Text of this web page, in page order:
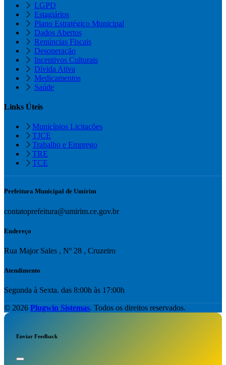
LGPD
Estagiários
Plano Estratégico Municipal
Dados Abertos
Renúncias Fiscais
Desoneração
Incentivos Culturais
Dívida Ativa
Medicamentos
Saúde
Links Úteis
Municípios Licitações
TJCE
Trabalho e Emprego
TRE
TCE
Prefeitura Municipal de Umirim
contatoprefeitura@umirim.ce.gov.br
Endereço
Rua Major Sales , Nº 28 , Cruzeiro
Atendimento
Segunda à Sexta. das 8:00h às 17:00h
© 2026 Plugwin Sistemas. Todos os direitos reservados.
Enviar Feedback